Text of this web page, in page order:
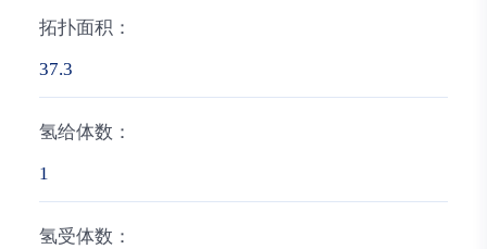
拓扑面积：
37.3
氢给体数：
1
氢受体数：